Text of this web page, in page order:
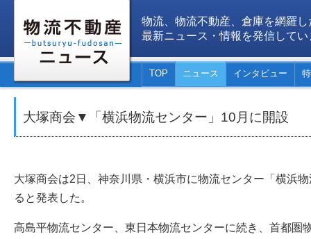
物流、物流不動産、倉庫を網羅し
最新ニュース・情報を発信してい
TOP ニュース インタビュー
大塚商会▼「横浜物流センター」10月に開設
大塚商会は2日、神奈川県・横浜市に物流センター「横浜
ると発表した。
高島平物流センター、東日本物流センターに続き、首都圏